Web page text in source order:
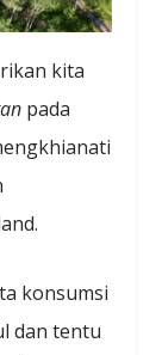
kita
pada
konsumsi
dan tentu